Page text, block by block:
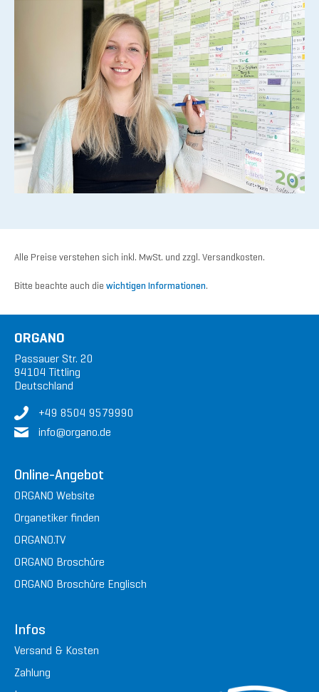
Alle Preise verstehen sich inkl. MwSt. und zzgl. Versandkosten.
Bitte beachte auch die wichtigen Informationen.
ORGANO
Passauer Str. 20
94104 Tittling
Deutschland
+49 8504 9579990
info@organo.de
Online-Angebot
ORGANO Website
Organetiker finden
ORGANO.TV
ORGANO Broschüre
ORGANO Broschüre Englisch
Infos
Versand & Kosten
Zahlung